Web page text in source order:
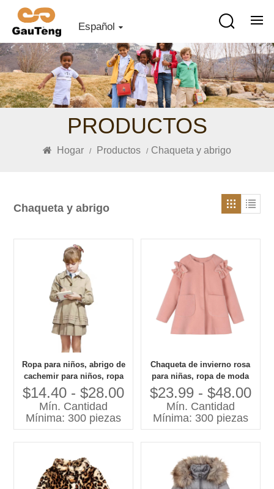
Español
PRODUCTOS
Hogar / Productos / Chaqueta y abrigo
Chaqueta y abrigo
Ropa para niños, abrigo de
cachemir para niños, ropa
barata para niños al por
mayor de China
$14.40 - $28.00
Mín. Cantidad
Mínima: 300 piezas
Chaqueta de invierno rosa
para niñas, ropa de moda
personalizable para niños,
abrigos y prendas de vestir
directos de fábrica, marca
de alta calidad
$23.99 - $48.00
Mín. Cantidad
Mínima: 300 piezas